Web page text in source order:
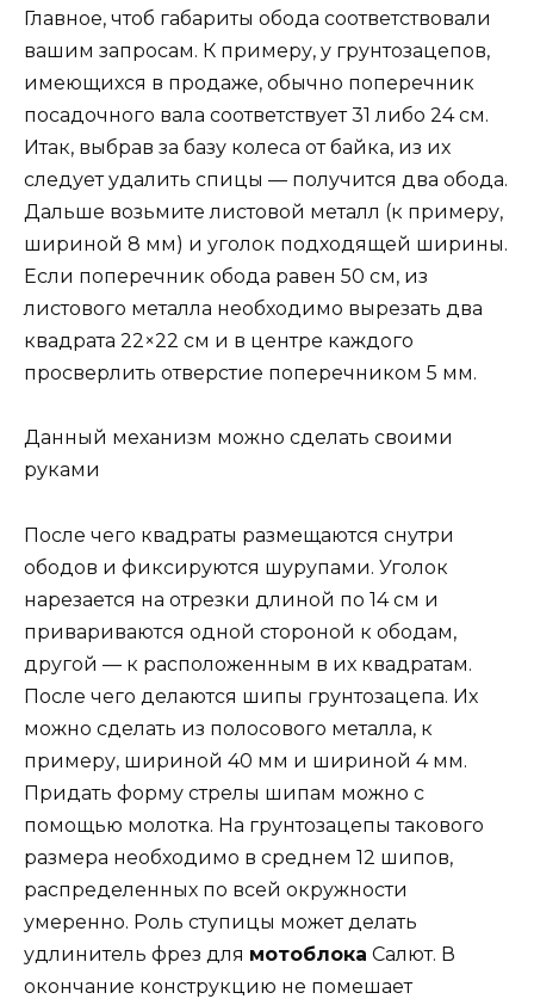
Главное, чтоб габариты обода соответствовали
вашим запросам. К примеру, у грунтозацепов,
имеющихся в продаже, обычно поперечник
посадочного вала соответствует 31 либо 24 см.
Итак, выбрав за базу колеса от байка, из их
следует удалить спицы — получится два обода.
Дальше возьмите листовой металл (к примеру,
шириной 8 мм) и уголок подходящей ширины.
Если поперечник обода равен 50 см, из
листового металла необходимо вырезать два
квадрата 22×22 см и в центре каждого
просверлить отверстие поперечником 5 мм.
Данный механизм можно сделать своими
руками
После чего квадраты размещаются снутри
ободов и фиксируются шурупами. Уголок
нарезается на отрезки длиной по 14 см и
привариваются одной стороной к ободам,
другой — к расположенным в их квадратам.
После чего делаются шипы грунтозацепа. Их
можно сделать из полосового металла, к
примеру, шириной 40 мм и шириной 4 мм.
Придать форму стрелы шипам можно с
помощью молотка. На грунтозацепы такового
размера необходимо в среднем 12 шипов,
распределенных по всей окружности
умеренно. Роль ступицы может делать
удлинитель фрез для мотоблока Салют. В
окончание конструкцию не помешает